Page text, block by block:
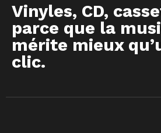
Vinyles, CD,
parce que la
mérite mieux
clic.